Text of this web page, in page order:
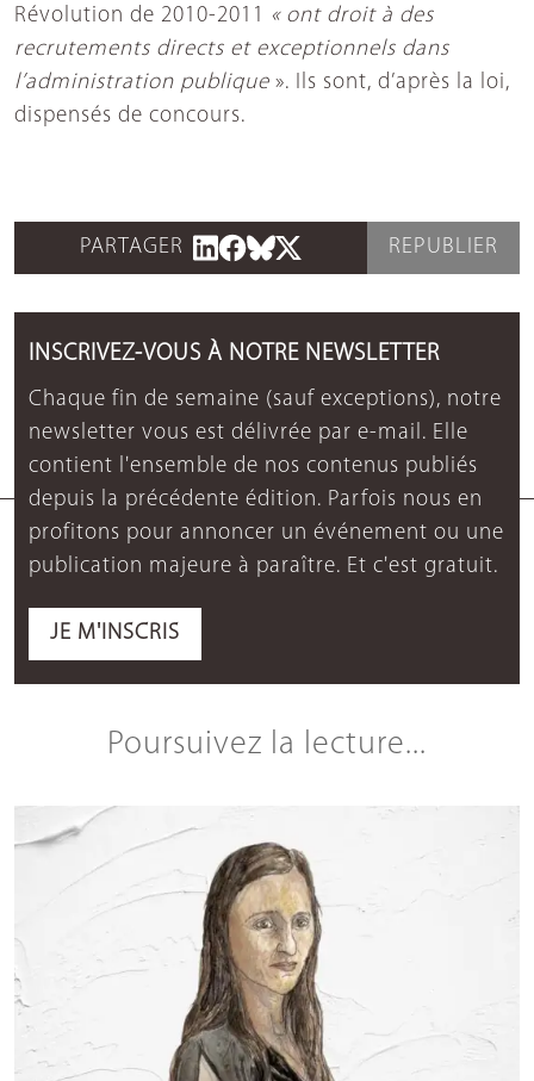
Révolution de 2010-2011 « ont droit à des
recrutements directs et exceptionnels dans
l’administration publique ». Ils sont, d’après la loi,
dispensés de concours.
PARTAGER REPUBLIER
INSCRIVEZ-VOUS À NOTRE NEWSLETTER
Chaque fin de semaine (sauf exceptions), notre
newsletter vous est délivrée par e-mail. Elle
contient l'ensemble de nos contenus publiés
depuis la précédente édition. Parfois nous en
profitons pour annoncer un événement ou une
publication majeure à paraître. Et c'est gratuit.
JE M'INSCRIS
Poursuivez la lecture...